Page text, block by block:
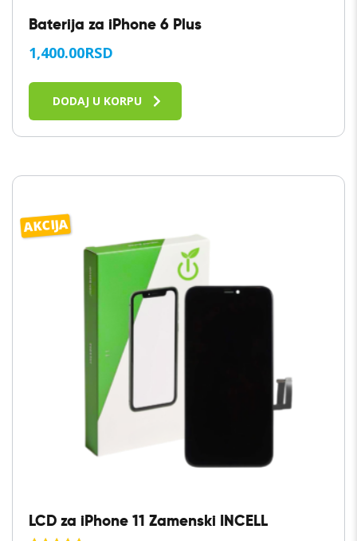
Baterija za iPhone 6 Plus
1,400.00RSD
DODAJ U KORPU
AKCIJA
LCD za iPhone 11 Zamenski INCELL